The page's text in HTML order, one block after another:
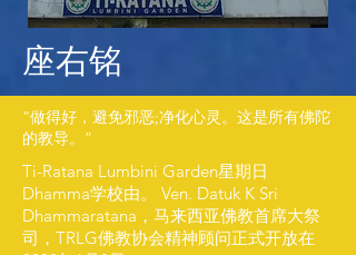
座右铭
“做得好，避免邪恶;净化心灵。这是所有佛陀
的教导。”
Ti-Ratana Lumbini Garden星期日
Dhamma学校由。 Ven. Datuk K Sri
Dhammaratana，马来西亚佛教首席大祭
司，TRLG佛教协会精神顾问正式开放在